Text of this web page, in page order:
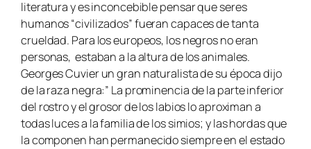
literatura y es inconcebible pensar que seres
humanos “civilizados” fueran capaces de tanta
crueldad. Para los europeos, los negros no eran
personas, estaban a la altura de los animales.
Georges Cuvier un gran naturalista de su época dijo
de la raza negra:” La prominencia de la parte inferior
del rostro y el grosor de los labios lo aproximan a
todas luces a la familia de los simios; y las hordas que
la componen han permanecido siempre en el estado